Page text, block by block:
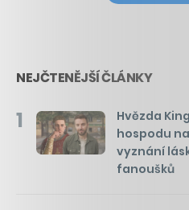
NEJČTENĚJŠÍ ČLÁNKY
1
Hvězda
hospodu
vyznání
fanoušků